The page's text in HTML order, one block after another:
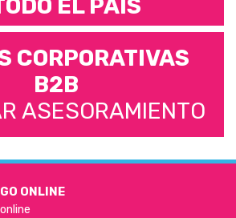
EL PAÍS
CORPORATIVAS
B2B
ASESORAMIENTO
ONLINE